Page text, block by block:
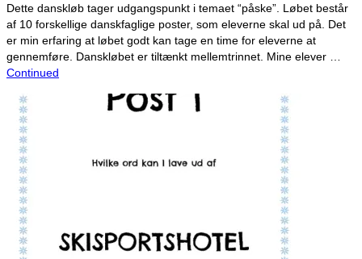
Dette danskløb tager udgangspunkt i temaet “påske”. Løbet består
af 10 forskellige danskfaglige poster, som eleverne skal ud på. Det
er min erfaring at løbet godt kan tage en time for eleverne at
gennemføre. Danskløbet er tiltænkt mellemtrinnet. Mine elever …
Continued